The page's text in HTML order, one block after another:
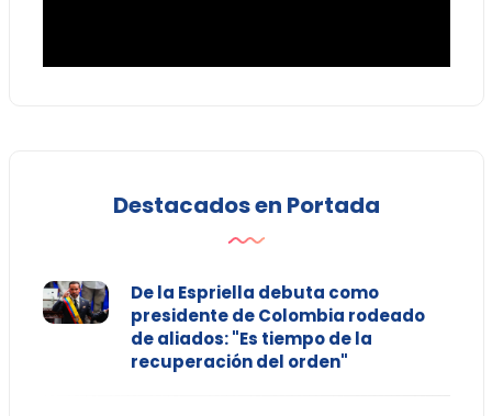
Destacados en Portada
De la Espriella debuta como
presidente de Colombia rodeado
de aliados: "Es tiempo de la
recuperación del orden"